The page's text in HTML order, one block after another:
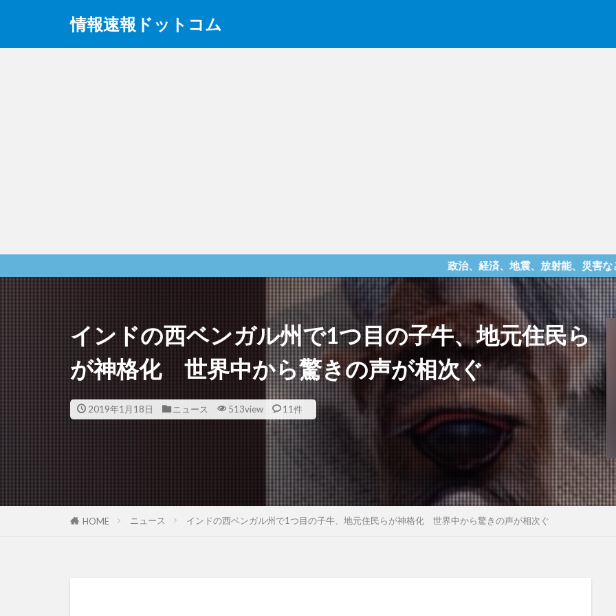
情報速報ドットコム
政治、経済、地震、放射能、災害などを中心に様々な
インドの西ベンガル州で1つ目の子牛、地元住民ら
が神格化 世界中から驚きの声が相次ぐ
2019年1月18日 ニュース 513view 11件
HOME ニュース インドの西ベンガル州で1つ目の子牛、地元住民らが神格化 世界中から驚きの声が相次ぐ